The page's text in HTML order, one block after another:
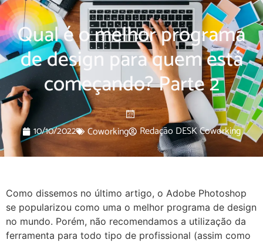
Qual é o melhor programa
de design para quem está
começando? Parte 2
10/10/2022 Coworking Redação DESK Coworking
Como dissemos no último artigo, o Adobe Photoshop
se popularizou como uma o melhor programa de design
no mundo. Porém, não recomendamos a utilização da
ferramenta para todo tipo de profissional (assim como